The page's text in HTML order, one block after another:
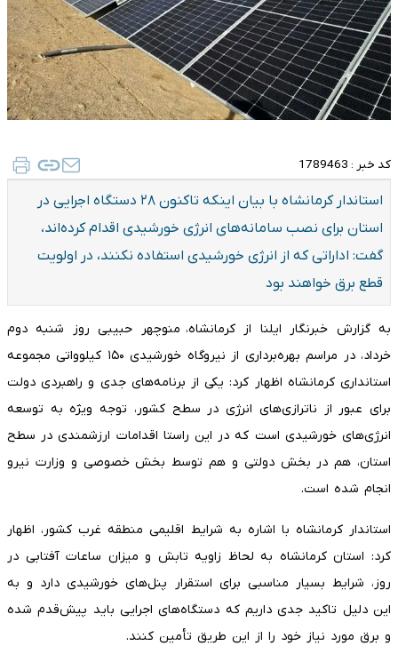
کد خبر : 1789463
استاندار کرمانشاه با بیان اینکه تاکنون ۲۸ دستگاه اجرایی در
استان برای نصب سامانه‌های انرژی خورشیدی اقدام کرده‌اند،
گفت: اداراتی که از انرژی خورشیدی استفاده نکنند، در اولویت
قطع برق خواهند بود
به گزارش خبرنگار ایلنا از کرمانشاه، منوچهر حبیبی روز شنبه دوم
خرداد، در مراسم بهره‌برداری از نیروگاه خورشیدی ۱۵۰ کیلوواتی مجموعه
استانداری کرمانشاه اظهار کرد: یکی از برنامه‌های جدی و راهبردی دولت
برای عبور از ناترازی‌های انرژی در سطح کشور، توجه ویژه به توسعه
انرژی‌های خورشیدی است که در این راستا اقدامات ارزشمندی در سطح
استان، هم در بخش دولتی و هم توسط بخش خصوصی و وزارت نیرو
انجام شده است.
استاندار کرمانشاه با اشاره به شرایط اقلیمی منطقه غرب کشور، اظهار
کرد: استان کرمانشاه به لحاظ زاویه تابش و میزان ساعات آفتابی در
روز، شرایط بسیار مناسبی برای استقرار پنل‌های خورشیدی دارد و به
این دلیل تاکید جدی داریم که دستگاه‌های اجرایی باید پیش‌قدم شده
و برق مورد نیاز خود را از این طریق تأمین کنند.